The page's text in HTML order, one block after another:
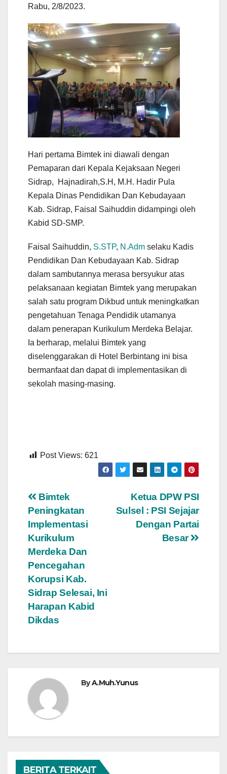
Rabu, 2/8/2023.
Hari pertama Bimtek ini diawali dengan
Pemaparan dari Kepala Kejaksaan Negeri
Sidrap, Hajnadirah,S.H, M.H. Hadir Pula
Kepala Dinas Pendidikan Dan Kebudayaan
Kab. Sidrap, Faisal Saihuddin didampingi oleh
Kabid SD-SMP.
Faisal Saihuddin, S.STP, N.Adm selaku Kadis
Pendidikan Dan Kebudayaan Kab. Sidrap
dalam sambutannya merasa bersyukur atas
pelaksanaan kegiatan Bimtek yang merupakan
salah satu program Dikbud untuk meningkatkan
pengetahuan Tenaga Pendidik utamanya
dalam penerapan Kurikulum Merdeka Belajar.
Ia berharap, melalui Bimtek yang
diselenggarakan di Hotel Berbintang ini bisa
bermanfaat dan dapat di implementasikan di
sekolah masing-masing.
Post Views: 621
Navigasi
pos
Ketua DPW PSI
Sulsel : PSI Sejajar
Dengan Partai
Besar
Bimtek
Peningkatan
Implementasi
Kurikulum
Merdeka Dan
Pencegahan
Korupsi Kab.
Sidrap Selesai, Ini
Harapan Kabid
Dikdas
ByA.Muh.Yunus
BERITA TERKAIT